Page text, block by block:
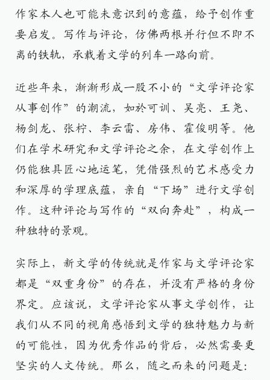
作家本人也可能未意识到的意蕴，给予创作重
要启发。写作与评论，仿佛两根并行但不即不
离的铁轨，承载着文学的列车一路向前。
近些年来，渐渐形成一股不小的“文学评论家
从事创作”的潮流，如於可训、吴亮、王尧、
杨剑龙、张柠、李云雷、房伟、霍俊明等。他
们在学术研究和文学评论之余，在文学创作上
仍能独具匠心地运笔，凭借强烈的艺术感受力
和深厚的学理底蕴，亲自“下场”进行文学创
作。这种评论与写作的“双向奔赴”，构成一
种独特的景观。
实际上，新文学的传统就是作家与文学评论家
都是“双重身份”的存在，并没有严格的身份
界定。应该说，文学评论家从事文学创作，让
我们从不同的视角感悟到文学的独特魅力与新
的可能性，因为优秀作品的背后，必然需要更
坚实的人文传统。那么，随之而来的问题是：